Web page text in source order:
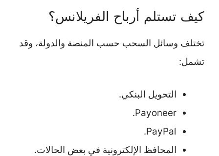
كيف تستلم أرباح الفريلانس؟
تختلف وسائل السحب حسب المنصة والدولة، وقد
تشمل:
التحويل البنكي.
Payoneer.
PayPal.
المحافظ الإلكترونية في بعض الحالات.